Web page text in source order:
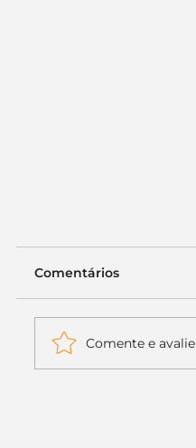
Comentários
Comente e avalie